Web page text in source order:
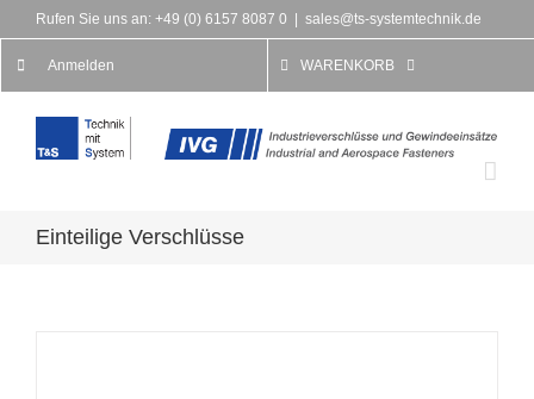
Rufen Sie uns an: +49 (0) 6157 8087 0 sales@ts-systemtechnik.de
Anmelden WARENKORB
Einteilige Verschlüsse